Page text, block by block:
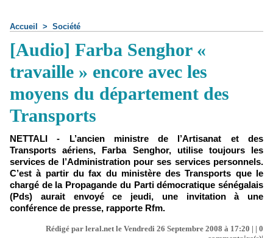
Accueil > Société
[Audio] Farba Senghor «
travaille » encore avec les
moyens du département des
Transports
NETTALI - L’ancien ministre de l’Artisanat et des
Transports aériens, Farba Senghor, utilise toujours les
services de l’Administration pour ses services personnels.
C’est à partir du fax du ministère des Transports que le
chargé de la Propagande du Parti démocratique sénégalais
(Pds) aurait envoyé ce jeudi, une invitation à une
conférence de presse, rapporte Rfm.
Rédigé par leral.net le Vendredi 26 Septembre 2008 à 17:20 | | 0